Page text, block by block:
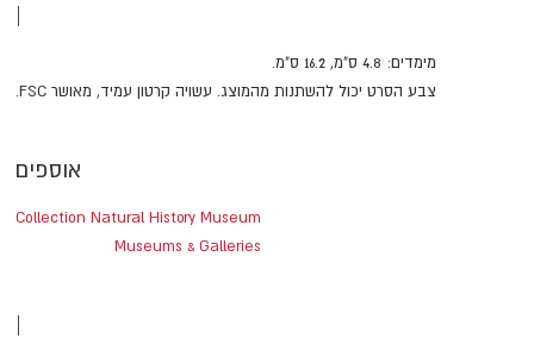
|
מימדים: 4.8 ס"מ, 16.2 ס"מ.
צבע הסרט יכול להשתנות מהמוצג. עשויה קרטון עמיד, מאושר FSC.
אוספים
Collection Natural History Museum
Museums & Galleries
|